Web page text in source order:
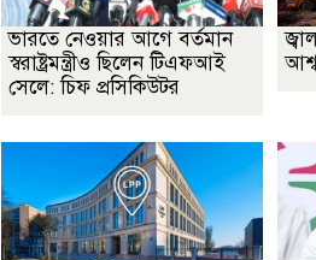
ভারতে নেওয়ার আগে বর্তমান
স্বরাষ্ট্রমন্ত্রীও ছিলেন টিএফআই
সেলে: চিফ প্রসিকিউটর